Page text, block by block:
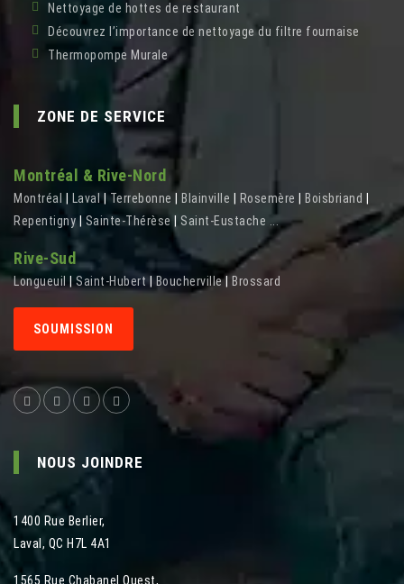
Nettoyage de hottes de restaurant
Découvrez l’importance de nettoyage du filtre fournaise
Thermopompe Murale
ZONE DE SERVICE
Montréal & Rive-Nord
Montréal Laval|Terrebonne Blainville Rosemère Boisbriand
Repentigny| Sainte-Thérèse Saint-Eustache ...
Rive-Sud
Longueuil Saint-Hubert Boucherville| Brossard
SOUMISSION
NOUS JOINDRE
1400 Rue Berlier,
Laval , QC H7L 4A1
1565 Rue Chabanel Ouest,